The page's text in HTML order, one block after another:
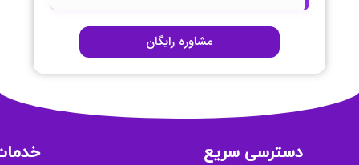
مشاوره رایگان
دسترسی سریع